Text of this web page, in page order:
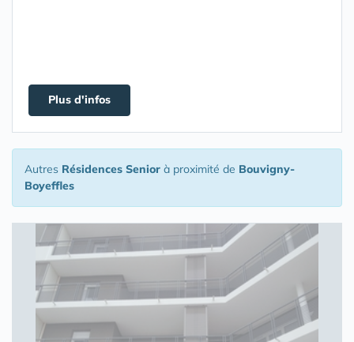
Plus d'infos
Autres Résidences Senior à proximité de Bouvigny-
Boyeffles